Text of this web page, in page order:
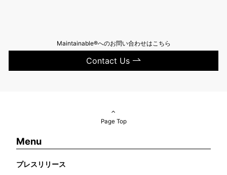
Maintainable®へのお問い合わせはこちら
Contact Us
Page Top
Menu
プレスリリース